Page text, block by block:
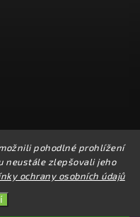
pohodlné prohlížení
neustále zlepšovali jeho
ochrany osobních údajů
práva vyhrazena.